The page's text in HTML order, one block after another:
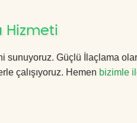
Hizmeti
sunuyoruz. Güçlü İlaçlama
çalışıyoruz. Hemen bizimle